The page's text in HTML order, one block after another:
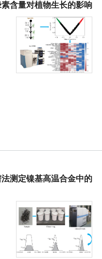
含量对植物生长的影响
测定镍基高温合金中的